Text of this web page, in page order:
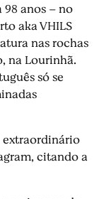
98 anos – no
aka VHILS
nas rochas
na Lourinhã.
só se
extraordinário
citando a